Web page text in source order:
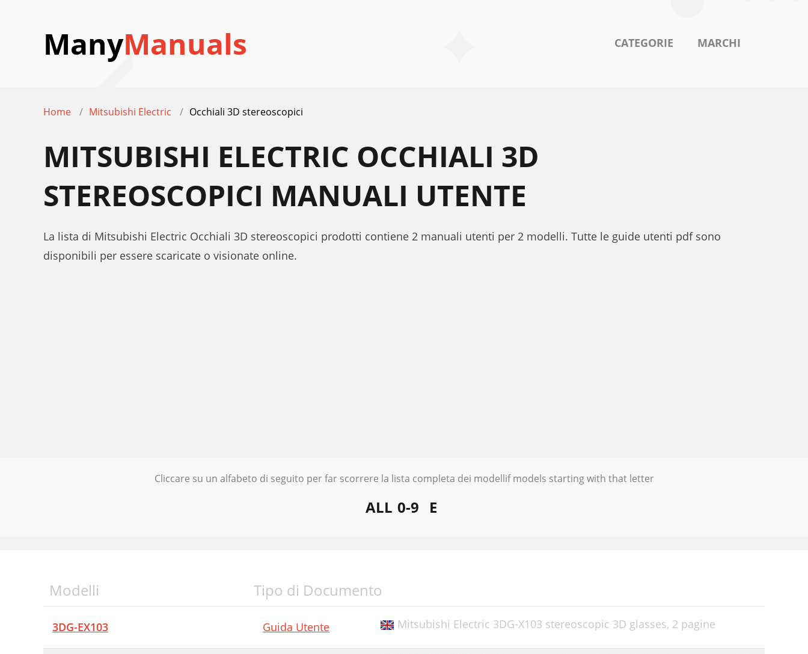
ManyManuals CATEGORIE MARCHI
Home Mitsubishi Electric Occhiali 3D stereoscopici
MITSUBISHI ELECTRIC OCCHIALI 3D
STEREOSCOPICI MANUALI UTENTE
La lista di Mitsubishi Electric Occhiali 3D stereoscopici prodotti contiene 2 manuali utenti per 2 modelli. Tutte le guide utenti pdf sono
disponibili per essere scaricate o visionate online.
Cliccare su un alfabeto di seguito per far scorrere la lista completa dei modellif models starting with that letter
ALL 0-9 E
Modelli Tipo di Documento
3DG-EX103 Guida Utente Mitsubishi Electric 3DG-X103 stereoscopic 3D glasses, 2 pagine